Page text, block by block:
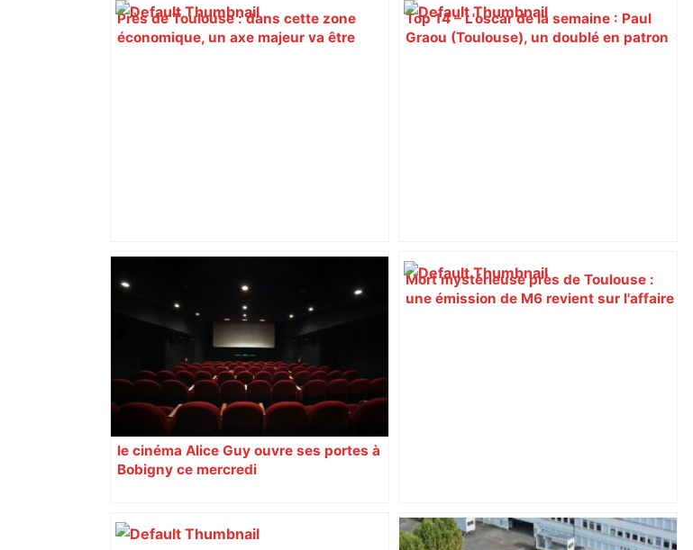
Près de Toulouse : dans cette zone
économique, un axe majeur va être
Top 14 – L'oscar de la semaine : Paul
Graou (Toulouse), un doublé en patron
Bilan du marché du logement neuf :
une lueur d'espoir pour l'immobilier à
Toulouse ? – Actu.fr
Mort mystérieuse près de Toulouse :
une émission de M6 revient sur l'affaire
le cinéma Alice Guy ouvre ses portes à
Bobigny ce mercredi
Atteint d'Alzheimer, un homme de 84